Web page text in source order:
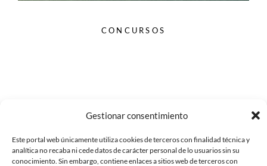
Gestionar consentimiento
Este portal web únicamente utiliza cookies de terceros con finalidad técnica y
analítica no recaba ni cede datos de carácter personal de lo usuarios sin su
conocimiento. Sin embargo, contiene enlaces a sitios web de terceros con
CONCURSOS